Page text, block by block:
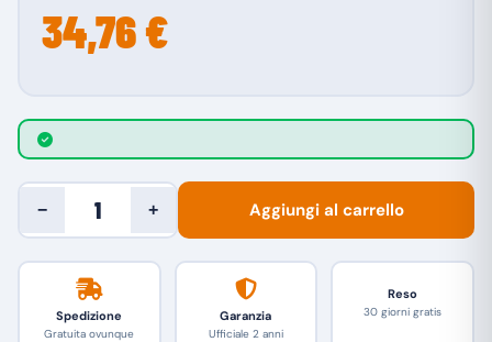
34,76 €
− + Aggiungi al carrello
Spedizione
Gratuita ovunque
Garanzia
Ufficiale 2 anni
Reso
30 giorni gratis